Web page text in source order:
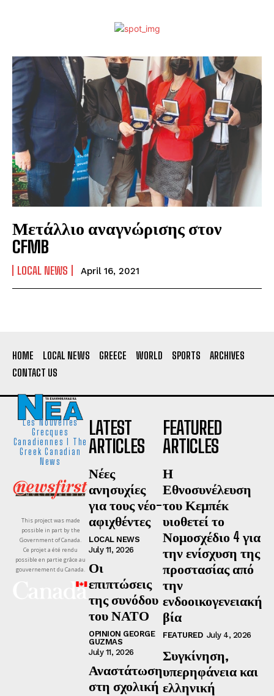
Μετάλλιο αναγνώρισης στον
CFMB
LOCAL NEWS April 16, 2021
HOME LOCAL NEWS GREECE WORLD SPORTS
ARCHIVES
CONTACT US
Les Nouvelles
Grecques
Canadiennes I The
Greek Canadian
News
This project was made
possible in part by the
Government of Canada.
Ce projet a été rendu
possible en partie grâce au
gouvernement du Canada.
LATEST
ARTICLES
Νέες
ανησυχίες
για τους νέο-
αφιχθέντες
LOCAL NEWS
July 11, 2026
Οι
επιπτώσεις
της συνόδου
του ΝΑΤΟ
OPINION GEORGE
GUZMAS
July 11, 2026
Αναστάτωση
στη σχολική
FEATURED
ARTICLES
Η
Εθνοσυνέλευση
του Κεμπέκ
υιοθετεί το
Νομοσχέδιο 4 για
την ενίσχυση της
προστασίας από
την
ενδοοικογενειακή
βία
FEATURED July 4, 2026
Συγκίνηση,
υπερηφάνεια και
ελληνική